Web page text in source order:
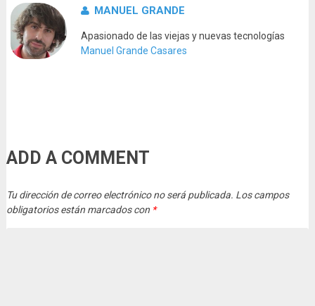
MANUEL GRANDE
Apasionado de las viejas y nuevas tecnologías
Manuel Grande Casares
ADD A COMMENT
Tu dirección de correo electrónico no será publicada. Los campos
obligatorios están marcados con *